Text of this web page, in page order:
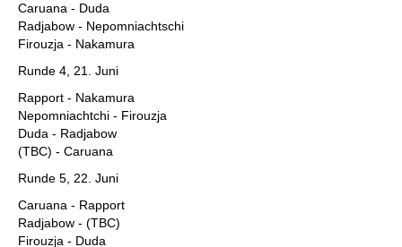
Caruana - Duda
Radjabow - Nepomniachtschi
Firouzja - Nakamura
Runde 4, 21. Juni
Rapport - Nakamura
Nepomniachtchi - Firouzja
Duda - Radjabow
(TBC) - Caruana
Runde 5, 22. Juni
Caruana - Rapport
Radjabow - (TBC)
Firouzja - Duda